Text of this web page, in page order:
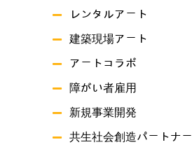
レンタルアート
建築現場アート
アートコラボ
障がい者雇用
新規事業開発
共生社会創造パートナー